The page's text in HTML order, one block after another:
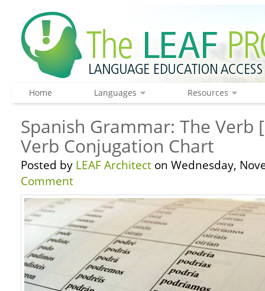
Home Languages Resources
Spanish Grammar: The Verb
Verb Conjugation Chart
Posted by LEAF Architect on Wednesday,
Comment